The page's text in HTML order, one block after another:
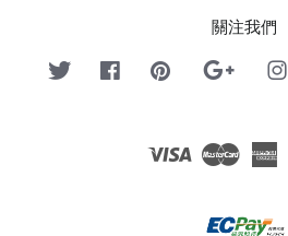
關注我們
Twitter FacebookPinterest Google
Visa Master